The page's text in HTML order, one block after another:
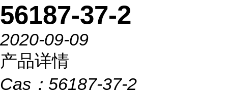
56187-37-2
2020-09-09
产品详情
Cas： 56187-37-2